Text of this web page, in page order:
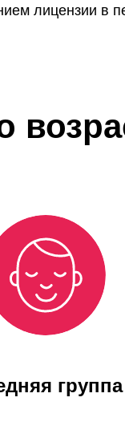
лицензии в
группа